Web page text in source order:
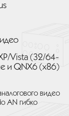
Vista (32/64-
и QNX6 (x86)
видео
AN гибко